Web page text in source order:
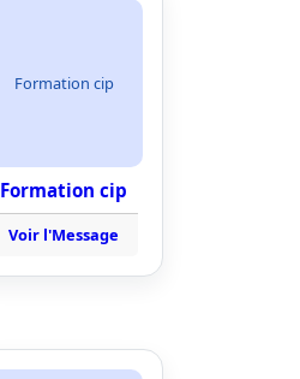
Formation cip
Formation cip
Voir l'Message